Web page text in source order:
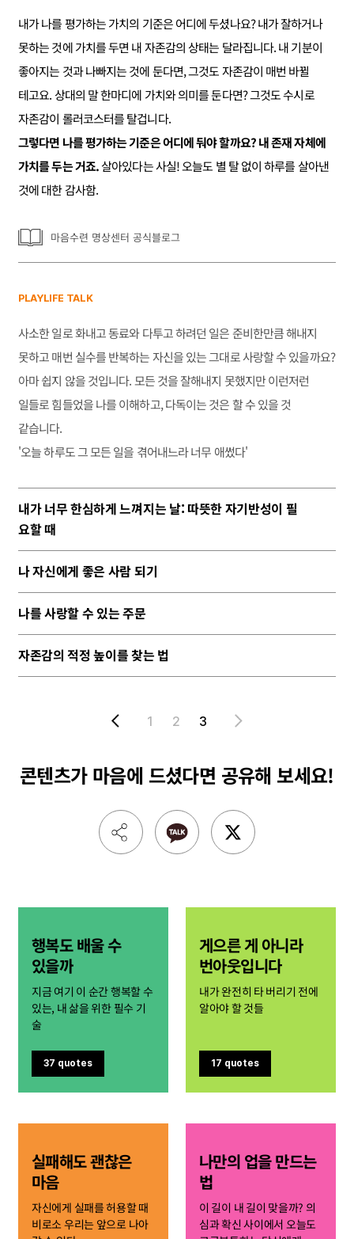
내가 나를 평가하는 가치의 기준은 어디에 두셨나요? 내가 잘하거나
못하는 것에 가치를 두면 내 자존감의 상태는 달라집니다. 내 기분이
좋아지는 것과 나빠지는 것에 둔다면, 그것도 자존감이 매번 바뀔
테고요. 상대의 말 한마디에 가치와 의미를 둔다면? 그것도 수시로
자존감이 롤러코스터를 탈겁니다.
그렇다면 나를 평가하는 기준은 어디에 둬야 할까요? 내 존재 자체에
가치를 두는 거죠.살아있다는 사실! 오늘도 별 탈 없이 하루를 살아낸
것에 대한 감사함.
마음수련 명상센터 공식블로그
PLAYLIFE TALK
사소한 일로 화내고 동료와 다투고 하려던 일은 준비한만큼 해내지
못하고 매번 실수를 반복하는 자신을 있는 그대로 사랑할 수 있을까요?
아마 쉽지 않을 것입니다. 모든 것을 잘해내지 못했지만 이런저런
일들로 힘들었을 나를 이해하고, 다독이는 것은 할 수 있을 것
같습니다.
'오늘 하루도 그 모든 일을 겪어내느라 너무 애썼다'
내가 너무 한심하게 느껴지는 날: 따뜻한 자기반성이 필
요할 때
나 자신에게 좋은 사람 되기
나를 사랑할 수 있는 주문
자존감의 적정 높이를 찾는 법
1 2 3
콘텐츠가 마음에 드셨다면 공유해 보세요!
행복도 배울 수
있을까
지금 여기 이 순간 행복할 수
있는, 내 삶을 위한 필수 기
술
37 quotes
게으른 게 아니라
번아웃입니다
내가 완전히 타 버리기 전에
알아야 할 것들
17 quotes
실패해도 괜찮은
마음
자신에게 실패를 허용할 때
비로소 우리는 앞으로 나아
나만의 업을 만드는
법
이 길이 내 길이 맞을까? 의
심과 확신 사이에서 오늘도